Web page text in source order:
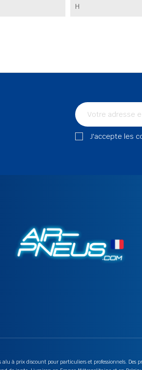
H
J'accepte les
à prix discount pour particuliers et professionnels.